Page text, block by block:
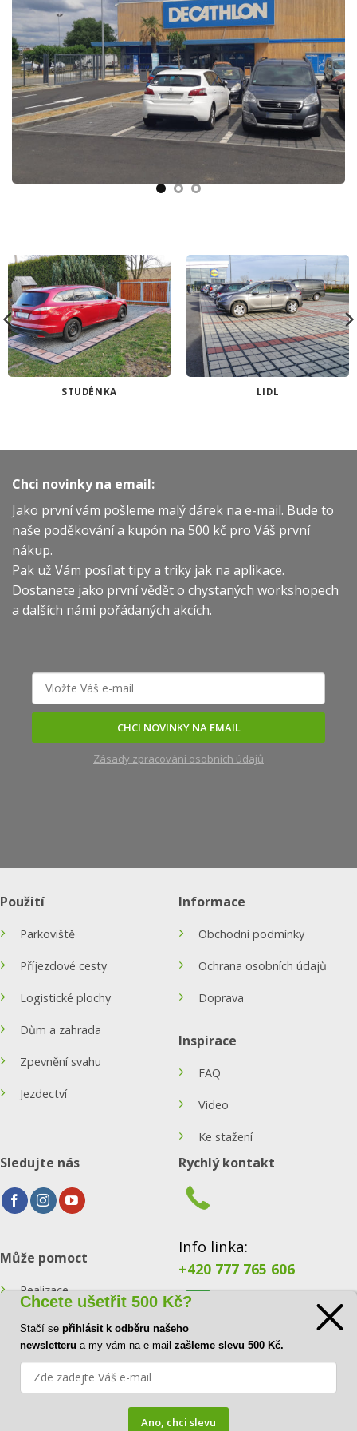
STUDÉNKA LIDL
Chci novinky na email:
Jako první vám pošleme malý dárek na e-mail. Bude to
naše poděkování a kupón na 500 kč pro Váš první
nákup.
Pak už Vám posílat tipy a triky jak na aplikace.
Dostanete jako první vědět o chystaných workshopech
a dalších námi pořádaných akcích.
CHCI NOVINKY NA EMAIL
Zásady zpracování osobních údajů
Použití
Parkoviště
Příjezdové cesty
Logistické plochy
Dům a zahrada
Zpevnění svahu
Jezdectví
Informace
Obchodní podmínky
Ochrana osobních údajů
Doprava
Inspirace
FAQ
Video
Ke stažení
Sledujte nás
Může pomoct
Realizace
Konfigurátor
Kontakt
Rychlý kontakt
Info linka:
+420 777 765 606
E-mail:
Chcete ušetřit 500 Kč?
Stačí se přihlásit k odběru našeho
newsletteru a my vám na e-mail zašleme slevu 500 Kč.
Ano, chci slevu